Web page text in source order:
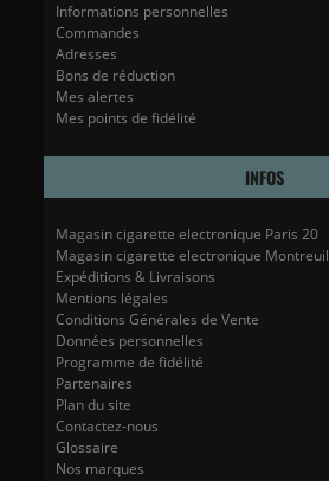
Informations personnelles
Commandes
Adresses
Bons de réduction
Mes alertes
Mes points de fidélité
INFOS
Magasin cigarette electronique Paris 20
Magasin cigarette electronique Montreuil
Expéditions & Livraisons
Mentions légales
Conditions Générales de Vente
Données personnelles
Programme de fidélité
Partenaires
Plan du site
Contactez-nous
Glossaire
Nos marques